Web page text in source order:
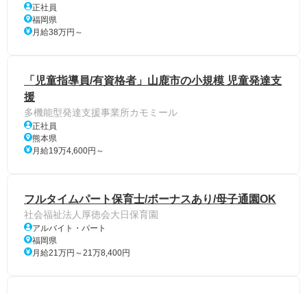
正社員
福岡県
月給38万円～
「児童指導員/有資格者」山鹿市の小規模 児童発達支
援
多機能型発達支援事業所カモミール
正社員
熊本県
月給19万4,600円～
フルタイムパート保育士/ボーナスあり/母子通園OK
社会福祉法人厚徳会大日保育園
アルバイト・パート
福岡県
月給21万円～21万8,400円